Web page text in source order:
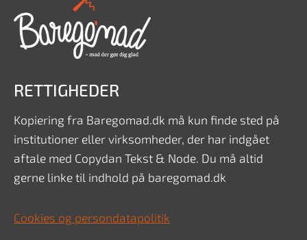
RETTIGHEDER
Kopiering fra Baregomad.dk må kun finde sted på
institutioner eller virksomheder, der har indgået
aftale med Copydan Tekst & Node. Du må altid
gerne linke til indhold på baregomad.dk
Cookies og persondatapolitik